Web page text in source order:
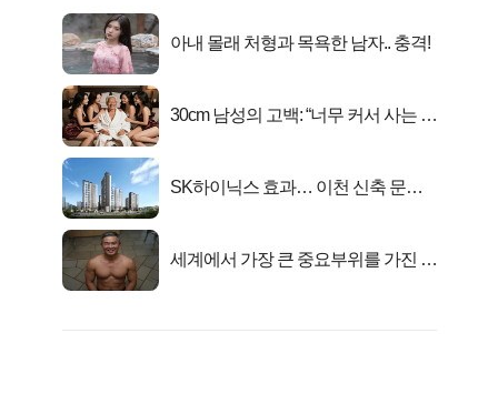
아내 몰래 처형과 목욕한 남자.. 충격!
30cm 남성의 고백: “너무 커서 사는 게
SK하이닉스 효과… 이천 신축 문의
세계에서 가장 큰 중요부위를 가진 남